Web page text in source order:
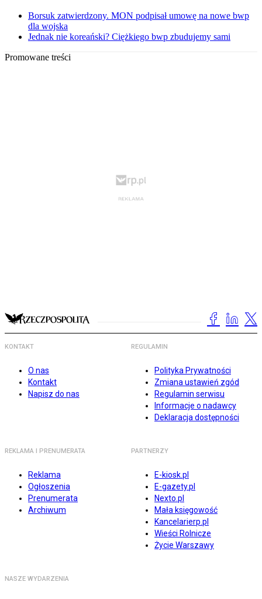
Borsuk zatwierdzony. MON podpisał umowę na nowe bwp
dla wojska
Jednak nie koreański? Ciężkiego bwp zbudujemy sami
Promowane treści
KONTAKT
O nas
Kontakt
Napisz do nas
REGULAMIN
Polityka Prywatności
Zmiana ustawień zgód
Regulamin serwisu
Informacje o nadawcy
Deklaracja dostępności
REKLAMA I PRENUMERATA
Reklama
Ogłoszenia
Prenumerata
Archiwum
PARTNERZY
E-kiosk.pl
E-gazety.pl
Nexto.pl
Mała księgowość
Kancelarierp.pl
Wieści Rolnicze
Życie Warszawy
NASZE WYDARZENIA